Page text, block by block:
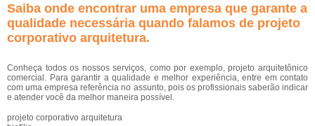
Saiba onde encontrar uma empresa que garante a
qualidade necessária quando falamos de projeto
corporativo arquitetura.
Conheça todos os nossos serviços, como por exemplo, projeto arquitetônico
comercial. Para garantir a qualidade e melhor experiência, entre em contato
com uma empresa referência no assunto, pois os profissionais saberão indicar
e atender você da melhor maneira possível.
projeto corporativo arquitetura